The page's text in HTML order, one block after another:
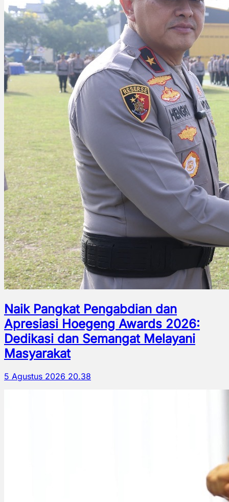
Naik Pangkat Pengabdian dan
Apresiasi Hoegeng Awards 2026:
Dedikasi dan Semangat Melayani
Masyarakat
5 Agustus 2026 20.38